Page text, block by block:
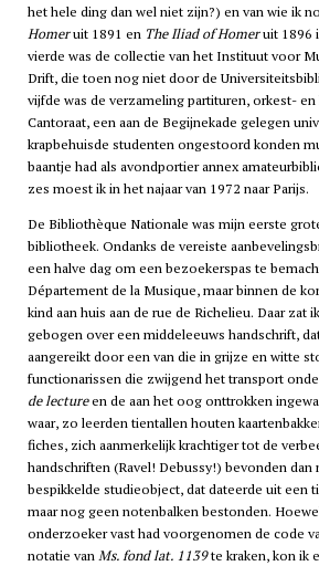
het hele ding dan wel niet zijn?) en van wie ik
Homeruit 1891 en The Iliad of Homeruit 1896
vierde was de collectie van het Instituut voor
Drift, die toen nog niet door de
vijfde was de verzameling partituren, orkest-
Cantoraat, een aan de Begijnekade gelegen
krapbehuisde studenten ongestoord konden
baantje had als avondportier annex
zes moest ik in het najaar van 1972 naar Parijs.
De Bibliothèque Nationale was mijn eerste
bibliotheek. Ondanks de vereiste
een halve dag om een bezoekerspas te
Département de la Musique, maar binnen de
kind aan huis aan de rue de Richelieu. Daar zat
gebogen over een middeleeuws handschrift,
aangereikt door een van die in grijze en witte
functionarissen die zwijgend het transport
de lectureen de aan het oog onttrokken
waar, zo leerden tientallen houten
fiches, zich aanmerkelijk krachtiger tot de
handschriften (Ravel! Debussy!) bevonden
bespikkelde studieobject, dat dateerde uit een
maar nog geen notenbalken bestonden.
onderzoeker vast had voorgenomen de code
notatie vanMs. fond lat. 1139te kraken, kon ik